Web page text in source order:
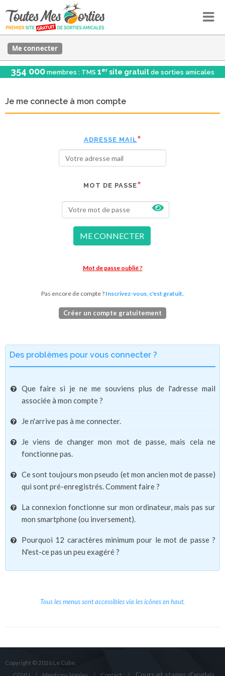
Me connecter
354 000 membres : TMS 1er site gratuit de sorties amicales
Je me connecte à mon compte
ADRESSE MAIL
MOT DE PASSE
ME CONNECTER
Mot de passe oublié ?
Pas encore de compte ? Inscrivez-vous, c'est gratuit.
Créer un compte gratuitement
Des problèmes pour vous connecter ?
Que faire si je ne me souviens plus de l'adresse mail
associée à mon compte ?
Je n'arrive pas à me connecter.
Je viens de changer mon mot de passe, mais cela ne
fonctionne pas.
Ce sont toujours mon pseudo (et mon ancien mot de passe)
qui sont pré-enregistrés. Comment faire ?
La connexion fonctionne sur mon ordinateur, mais pas sur
mon smartphone (ou inversement).
Pourquoi 12 caractères minimum pour le mot de passe ?
N'est-ce pas un peu exagéré ?
Tous les menus sont accessibles via les icônes en haut.
Copyright © 2026 Le Cube.
Cours et stages d'anglais